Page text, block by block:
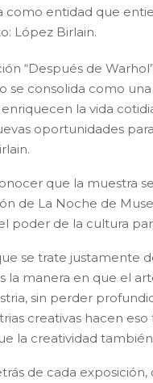
como entidad que
López Birlain.
“Después de
se consolida como
la vida
oportunidades
que la muestra
de La Noche de
poder de la cultura
se trate justamente
la manera en que el
sin perder
creativas hacen
la creatividad
de cada